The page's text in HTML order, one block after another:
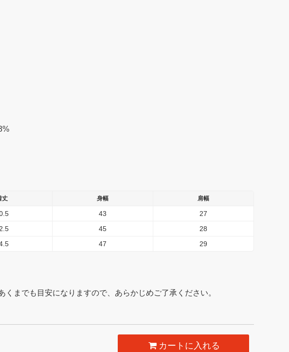
丈 身幅 肩幅
43 27
45 28
47 29
までも目安になりますので、あらかじめご了承ください。
カートに入れる